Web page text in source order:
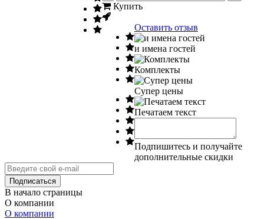
Купить
Оставить отзыв
и имена гостей
Комплекты
Супер цены
Печатаем текст
Подпишитесь и получайте
дополнительные скидки
В начало страницы
О компании
О компании